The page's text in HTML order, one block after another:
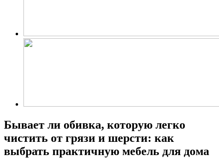
Бывает ли обивка, которую легко
чистить от грязи и шерсти: как
выбрать практичную мебель для дома